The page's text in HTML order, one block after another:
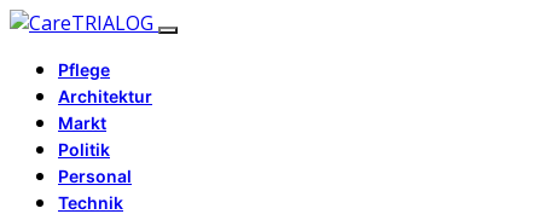
Pflege
Architektur
Markt
Politik
Personal
Technik